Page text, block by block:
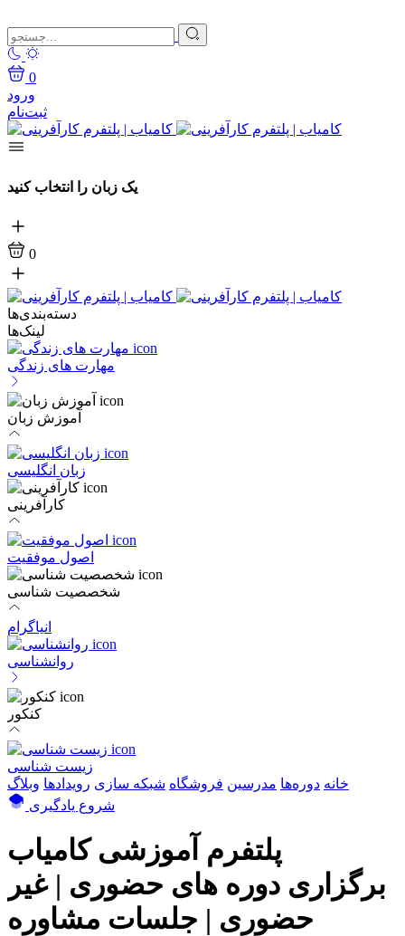
0
ورود
ثبت‌نام
یک زبان را انتخاب کنید
0
دسته‌بندی‌ها
لینک‌ها
مهارت های زندگی
آموزش زبان
زبان انگلیسی
کارآفرینی
اصول موفقیت
شخصصیت شناسی
انیاگرام
روانشناسی
کنکور
زیست شناسی
خانه دوره‌ها مدرسین فروشگاه شبکه سازی رویداد‌ها وبلاگ
شروع یادگیری
پلتفرم آموزشی کامیاب
برگزاری دوره های حضوری | غیر
حضوری | جلسات مشاوره